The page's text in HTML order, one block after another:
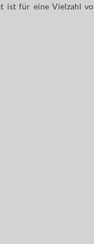
ist für eine Vielzahl